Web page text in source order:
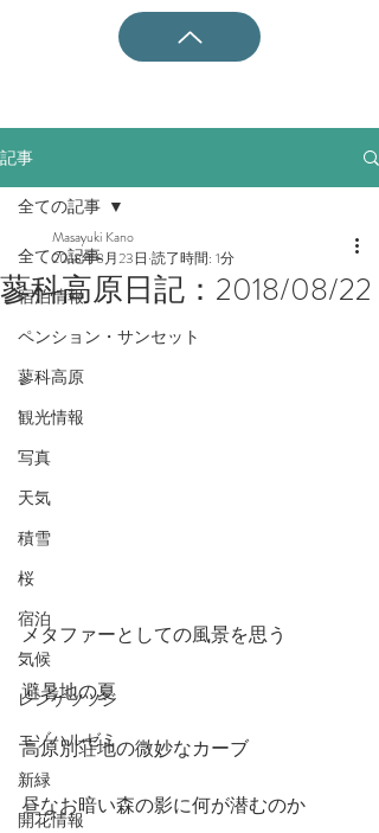
記事
全ての記事
宿泊情報
ペンション・サンセット
蓼科高原
観光情報
写真
天気
積雪
桜
宿泊
気候
レンゲツツジ
エゾハルゼミ
新緑
開花情報
全ての記事
蓼科高原日記：2018/08/22
Masayuki Kano
2018年8月23日 読了時間: 1分
メタファーとしての風景を思う
避暑地の夏
高原別荘地の微妙なカーブ
昼なお暗い森の影に何が潜むのか